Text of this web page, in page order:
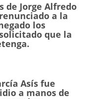
de Jorge Alfredo
a la
los
que la
Asís fue
a manos de